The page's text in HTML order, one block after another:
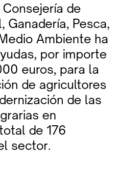
de
Ganadería, Pesca,
Ambiente ha
por importe
euros, para la
de agricultores
de las
en
de 176
sector.